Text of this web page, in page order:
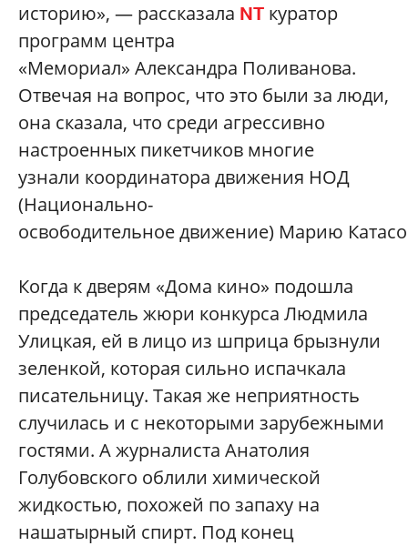
историю», — рассказала NT куратор
программ центра
«Мемориал» Александра Поливанова.
Отвечая на вопрос, что это были за люди,
она сказала, что среди агрессивно
настроенных пикетчиков многие
узнали координатора движения НОД
(Национально-
освободительное движение) Марию
Когда к дверям «Дома кино» подошла
председатель жюри конкурса Людмила
Улицкая, ей в лицо из шприца брызнули
зеленкой, которая сильно испачкала
писательницу. Такая же неприятность
случилась и с некоторыми зарубежными
гостями. А журналиста Анатолия
Голубовского облили химической
жидкостью, похожей по запаху на
нашатырный спирт. Под конец